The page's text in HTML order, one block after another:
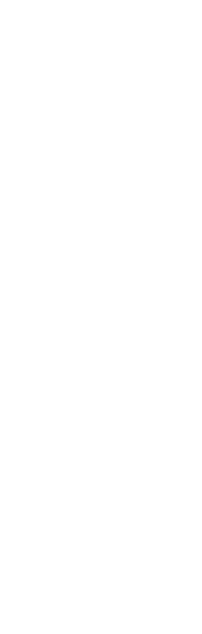
“White Birds Dancing in the